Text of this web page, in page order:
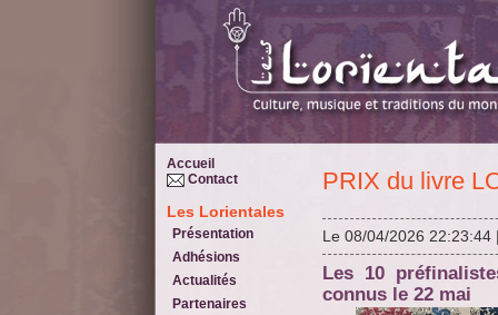
Accueil
Contact
Les Lorientales
Présentation
Adhésions
Actualités
Partenaires
PRIX du livre
Le 08/04/2026 22:23:44
Les 10 préfinalistes. Les 5 finalistes et le jury seront
connus le 22 mai